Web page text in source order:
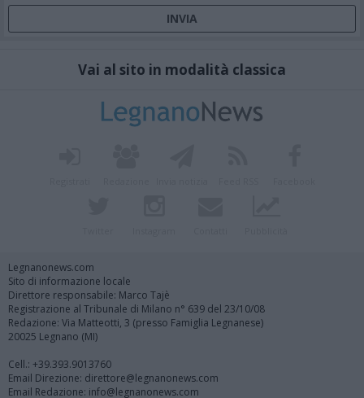
Vai al sito in modalità classica
Legnanonews.com
Sito di informazione locale
Direttore responsabile: Marco Tajè
Registrazione al Tribunale di Milano n° 639 del 23/10/08
Redazione: Via Matteotti, 3 (presso Famiglia Legnanese)
20025 Legnano (MI)
Cell.: +39.393.9013760
Email Direzione: direttore@legnanonews.com
Email Redazione: info@legnanonews.com